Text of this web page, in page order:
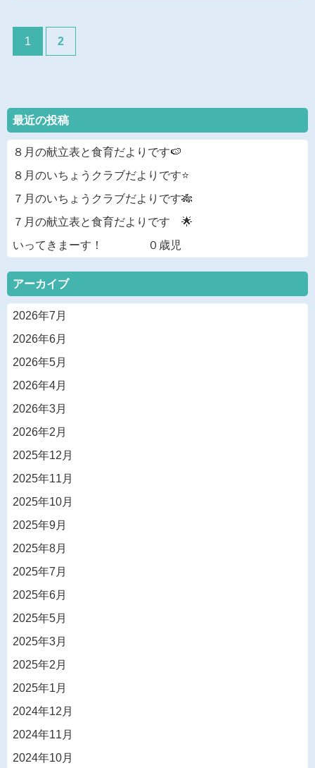
1 2
最近の投稿
８月の献立表と食育だよりです🍉
８月のいちょうクラブだよりです⭐
７月のいちょうクラブだよりです🎋
７月の献立表と食育だよりです 🌟
いってきまーす！ ０歳児
アーカイブ
2026年7月
2026年6月
2026年5月
2026年4月
2026年3月
2026年2月
2025年12月
2025年11月
2025年10月
2025年9月
2025年8月
2025年7月
2025年6月
2025年5月
2025年3月
2025年2月
2025年1月
2024年12月
2024年11月
2024年10月